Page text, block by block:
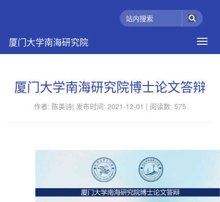
厦门大学南海研究院
厦门大学南海研究院博士论文答辩
作者: 陈美诗| 发布时间: 2021-12-01 | 阅读数: 575